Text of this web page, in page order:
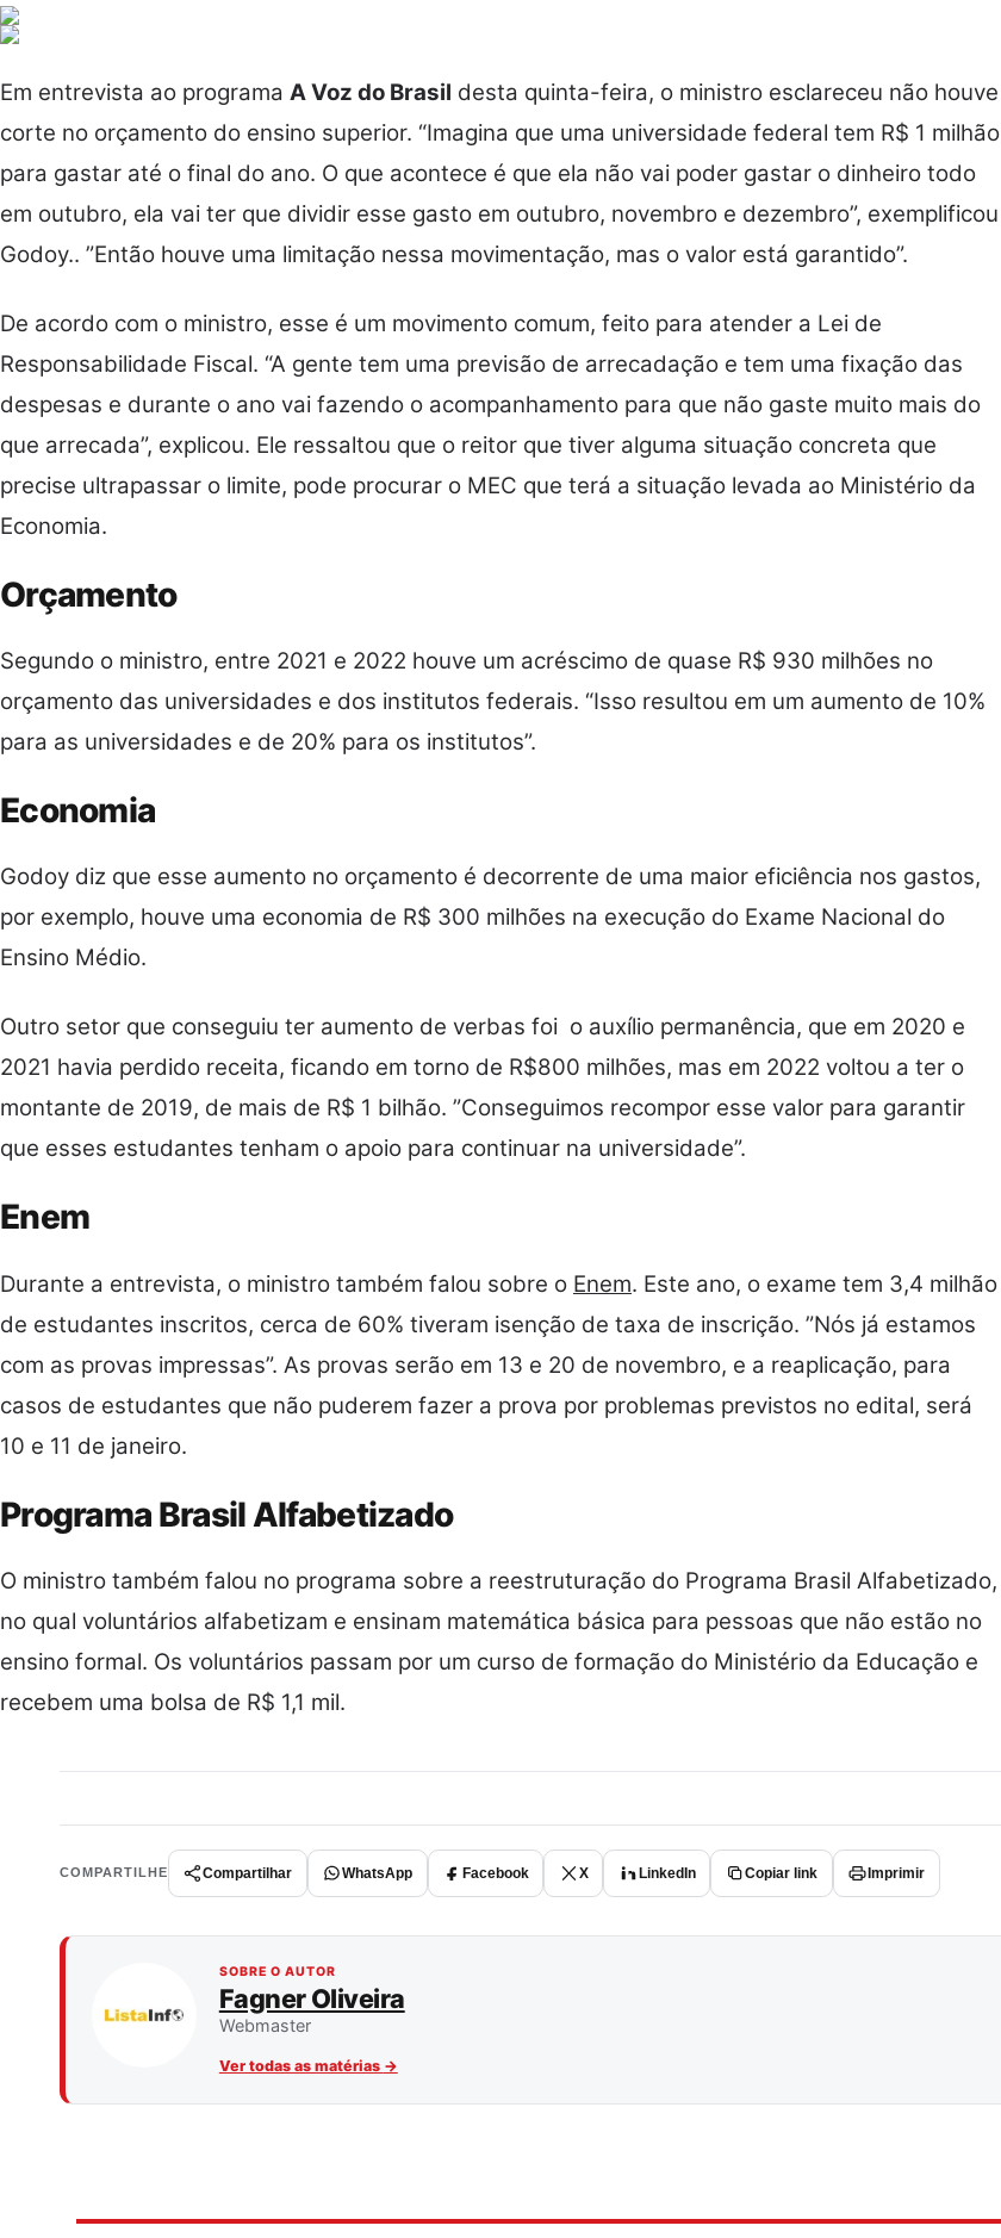
Em entrevista ao programa A Voz do Brasil desta quinta-feira, o ministro esclareceu não houve
corte no orçamento do ensino superior. “Imagina que uma universidade federal tem R$ 1 milhão
para gastar até o final do ano. O que acontece é que ela não vai poder gastar o dinheiro todo
em outubro, ela vai ter que dividir esse gasto em outubro, novembro e dezembro”, exemplificou
Godoy.. ”Então houve uma limitação nessa movimentação, mas o valor está garantido”.
De acordo com o ministro, esse é um movimento comum, feito para atender a Lei de
Responsabilidade Fiscal. “A gente tem uma previsão de arrecadação e tem uma fixação das
despesas e durante o ano vai fazendo o acompanhamento para que não gaste muito mais do
que arrecada”, explicou. Ele ressaltou que o reitor que tiver alguma situação concreta que
precise ultrapassar o limite, pode procurar o MEC que terá a situação levada ao Ministério da
Economia.
Orçamento
Segundo o ministro, entre 2021 e 2022 houve um acréscimo de quase R$ 930 milhões no
orçamento das universidades e dos institutos federais. “Isso resultou em um aumento de 10%
para as universidades e de 20% para os institutos”.
Economia
Godoy diz que esse aumento no orçamento é decorrente de uma maior eficiência nos gastos,
por exemplo, houve uma economia de R$ 300 milhões na execução do Exame Nacional do
Ensino Médio.
Outro setor que conseguiu ter aumento de verbas foi o auxílio permanência, que em 2020 e
2021 havia perdido receita, ficando em torno de R$800 milhões, mas em 2022 voltou a ter o
montante de 2019, de mais de R$ 1 bilhão. ”Conseguimos recompor esse valor para garantir
que esses estudantes tenham o apoio para continuar na universidade”.
Enem
Durante a entrevista, o ministro também falou sobre o Enem. Este ano, o exame tem 3,4 milhão
de estudantes inscritos, cerca de 60% tiveram isenção de taxa de inscrição. ”Nós já estamos
com as provas impressas”. As provas serão em 13 e 20 de novembro, e a reaplicação, para
casos de estudantes que não puderem fazer a prova por problemas previstos no edital, será
10 e 11 de janeiro.
Programa Brasil Alfabetizado
O ministro também falou no programa sobre a reestruturação do Programa Brasil Alfabetizado,
no qual voluntários alfabetizam e ensinam matemática básica para pessoas que não estão no
ensino formal. Os voluntários passam por um curso de formação do Ministério da Educação e
recebem uma bolsa de R$ 1,1 mil.
COMPARTILHE Compartilhar WhatsApp Facebook X LinkedIn Copiar link Imprimir
SOBRE O AUTOR
Fagner Oliveira
Webmaster
Ver todas as matérias →